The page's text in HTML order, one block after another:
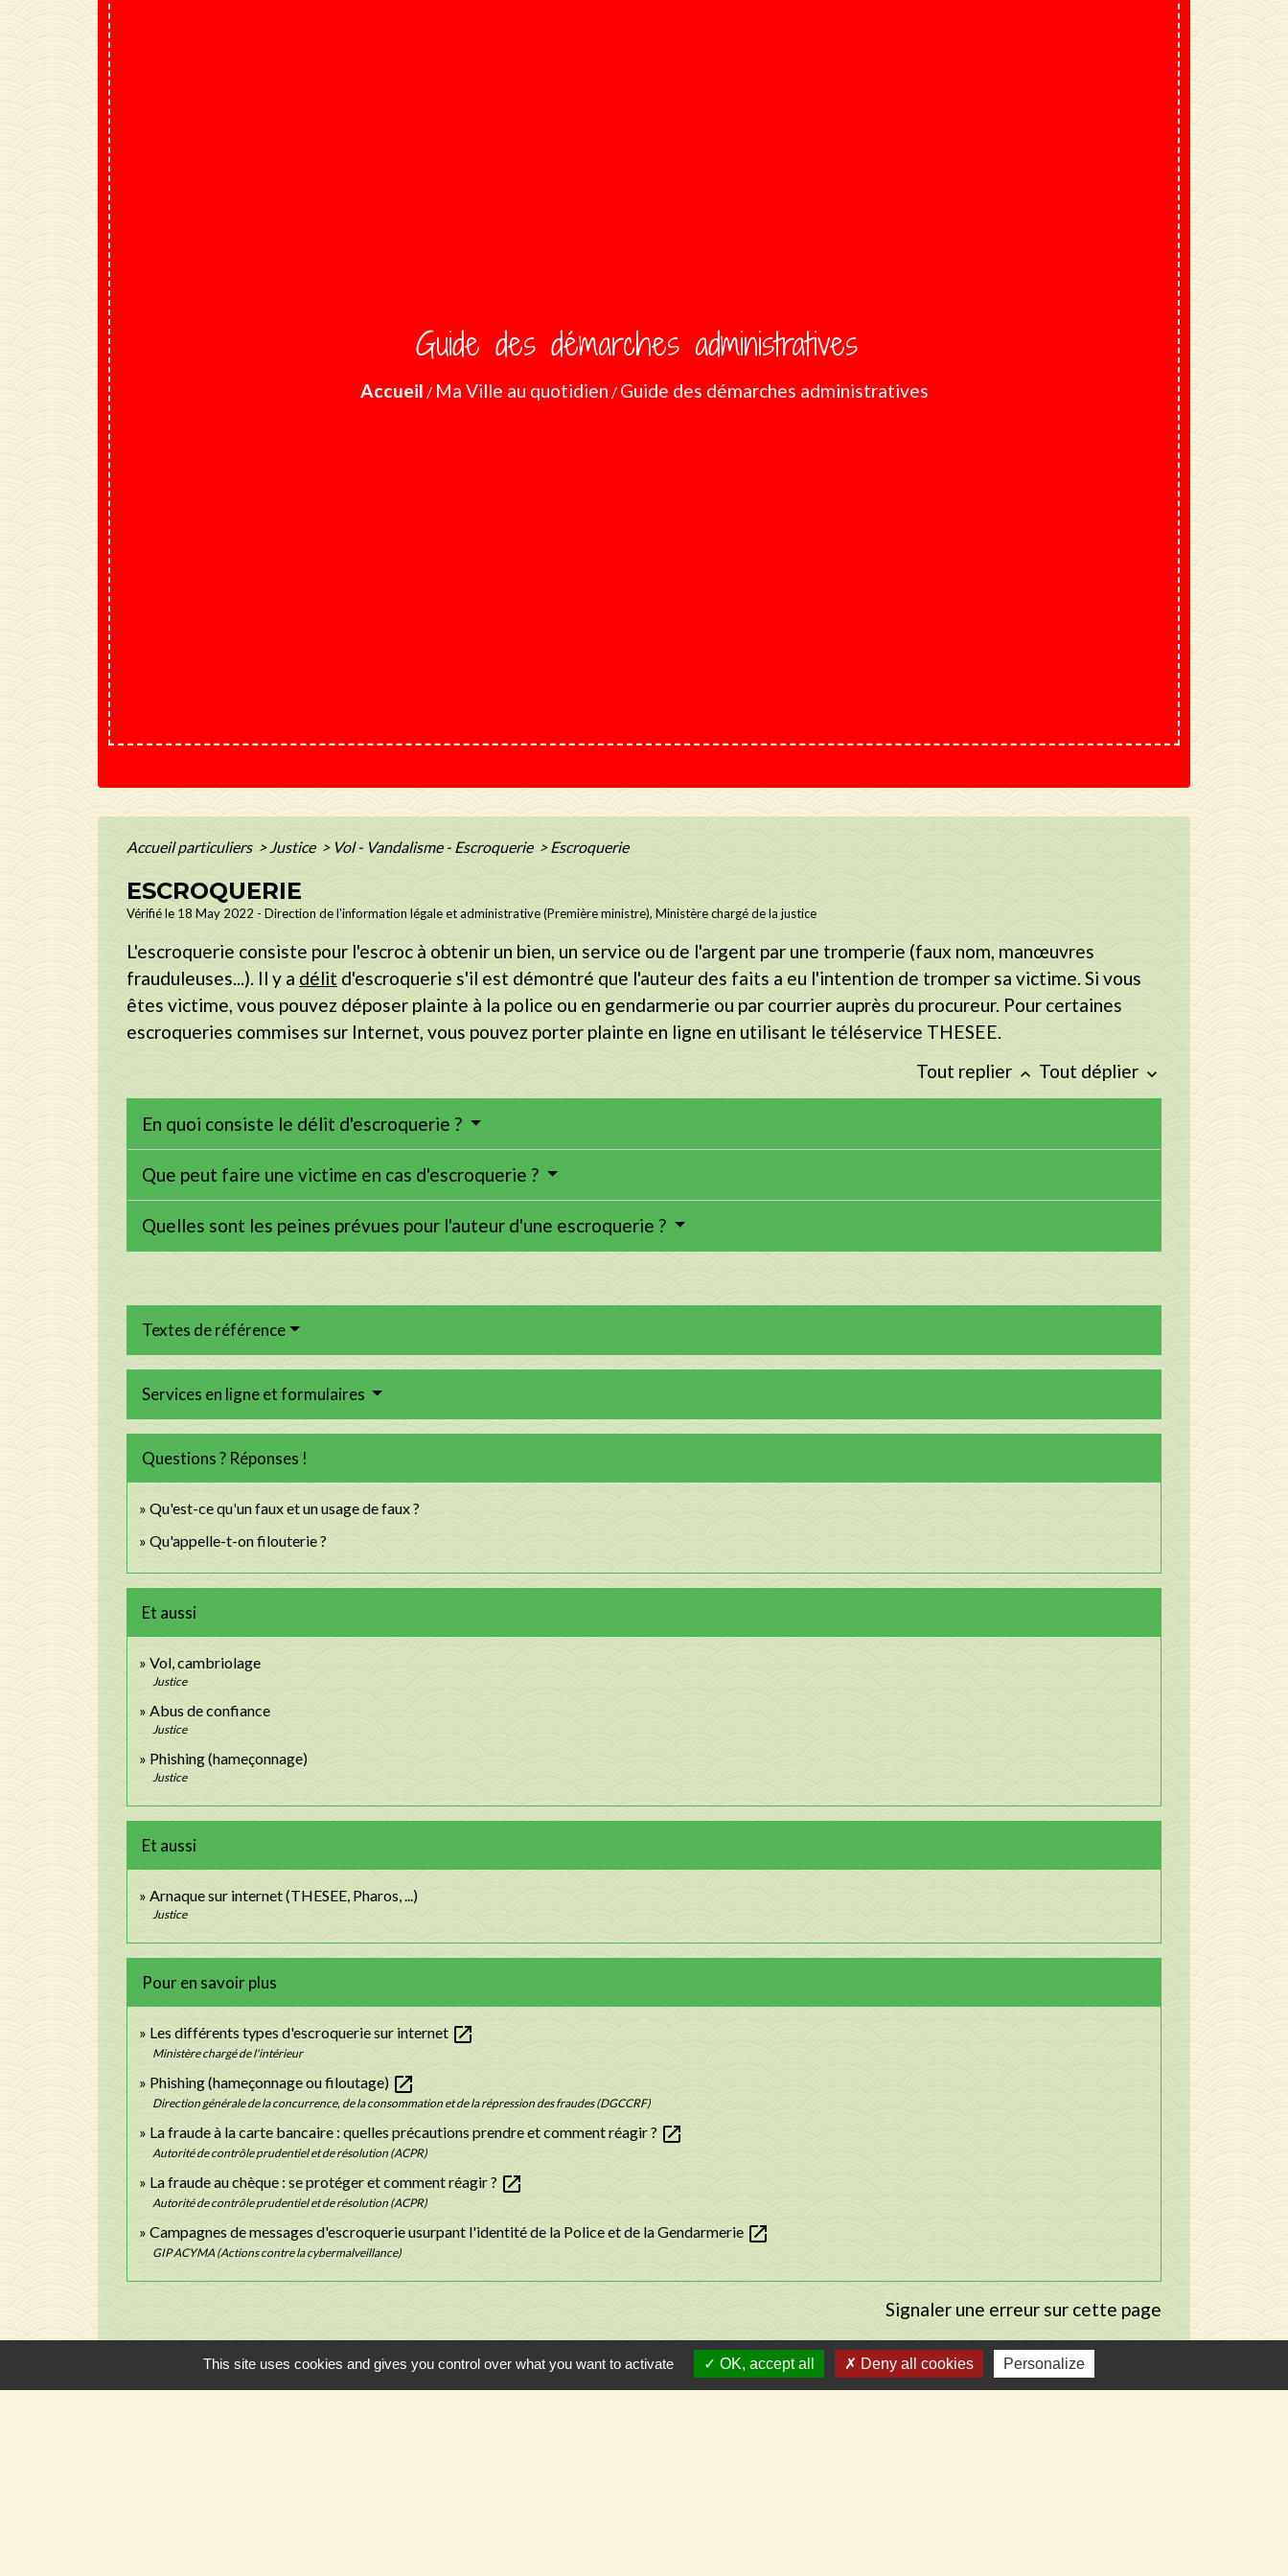
Guide des démarches administratives
Accueil / Ma Ville au quotidien / Guide des démarches administratives
Accueil particuliers > Justice > Vol - Vandalisme - Escroquerie > Escroquerie
ESCROQUERIE
Vérifié le 18 May 2022 - Direction de l'information légale et administrative (Première ministre), Ministère chargé de la justice
L'escroquerie consiste pour l'escroc à obtenir un bien, un service ou de l'argent par une tromperie (faux nom, manœuvres
frauduleuses...). Il y a délit d'escroquerie s'il est démontré que l'auteur des faits a eu l'intention de tromper sa victime. Si vous
êtes victime, vous pouvez déposer plainte à la police ou en gendarmerie ou par courrier auprès du procureur. Pour certaines
escroqueries commises sur Internet, vous pouvez porter plainte en ligne en utilisant le téléservice THESEE.
Tout replier keyboard_arrow_up Tout déplier keyboard_arrow_down
En quoi consiste le délit d'escroquerie ?
Que peut faire une victime en cas d'escroquerie ?
Quelles sont les peines prévues pour l'auteur d'une escroquerie ?
Textes de référence
Services en ligne et formulaires
Questions ? Réponses !
Qu'est-ce qu'un faux et un usage de faux ?
Qu'appelle-t-on filouterie ?
Et aussi
Vol, cambriolage
Justice
Abus de confiance
Justice
Phishing (hameçonnage)
Justice
Et aussi
Arnaque sur internet (THESEE, Pharos, ...)
Justice
Pour en savoir plus
Les différents types d'escroquerie sur internet open_in_new
Ministère chargé de l'intérieur
Phishing (hameçonnage ou filoutage) open_in_new
Direction générale de la concurrence, de la consommation et de la répression des fraudes (DGCCRF)
La fraude à la carte bancaire : quelles précautions prendre et comment réagir ? open_in_new
Autorité de contrôle prudentiel et de résolution (ACPR)
La fraude au chèque : se protéger et comment réagir ? open_in_new
Autorité de contrôle prudentiel et de résolution (ACPR)
Campagnes de messages d'escroquerie usurpant l'identité de la Police et de la Gendarmerie open_in_new
GIP ACYMA (Actions contre la cybermalveillance)
Signaler une erreur sur cette page
This site uses cookies and gives you control over what you want to activate OK, accept all Deny all cookies Personalize